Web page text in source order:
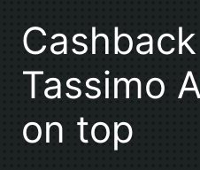
Tassimo
on top